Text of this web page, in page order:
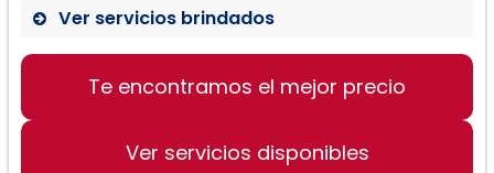
Ver servicios brindados
Te encontramos el mejor precio
Ver servicios disponibles